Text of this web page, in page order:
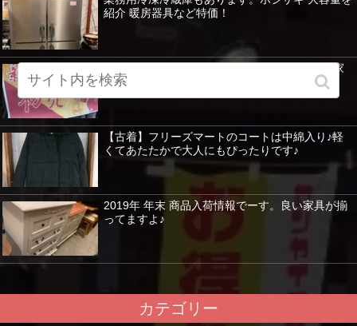
紹介 暖房器具など特価！
新春セールは、目玉商品が目白押し！ 冷蔵庫 家
具 家電 イチオシをピックアップします！
【古着】フリーズマートのコートは中綿入り♪軽
くてあたたかで大人にもぴったりです♪
2019年 年末 商品入荷情報でーす。良い家具が揃
ってますよ♪
カテゴリー